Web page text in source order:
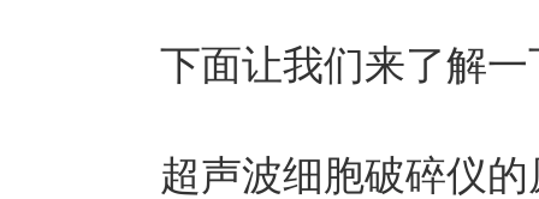
下面让我们来了解一
超声波细胞破碎仪的